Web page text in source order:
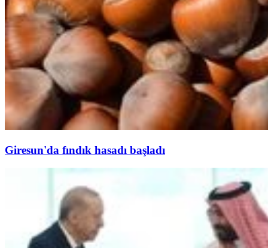
Giresun'da fındık hasadı başladı